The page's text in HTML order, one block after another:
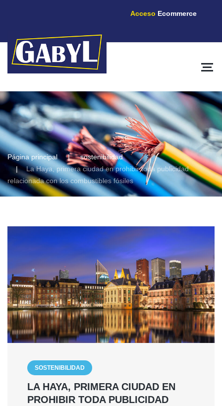
Página principal
sostenibilidad
La Haya, primera ciudad en prohibir toda publicidad
relacionada con los combustibles fósiles
SOSTENIBILIDAD
LA HAYA, PRIMERA CIUDAD EN
PROHIBIR TODA PUBLICIDAD
Acceso Ecommerce